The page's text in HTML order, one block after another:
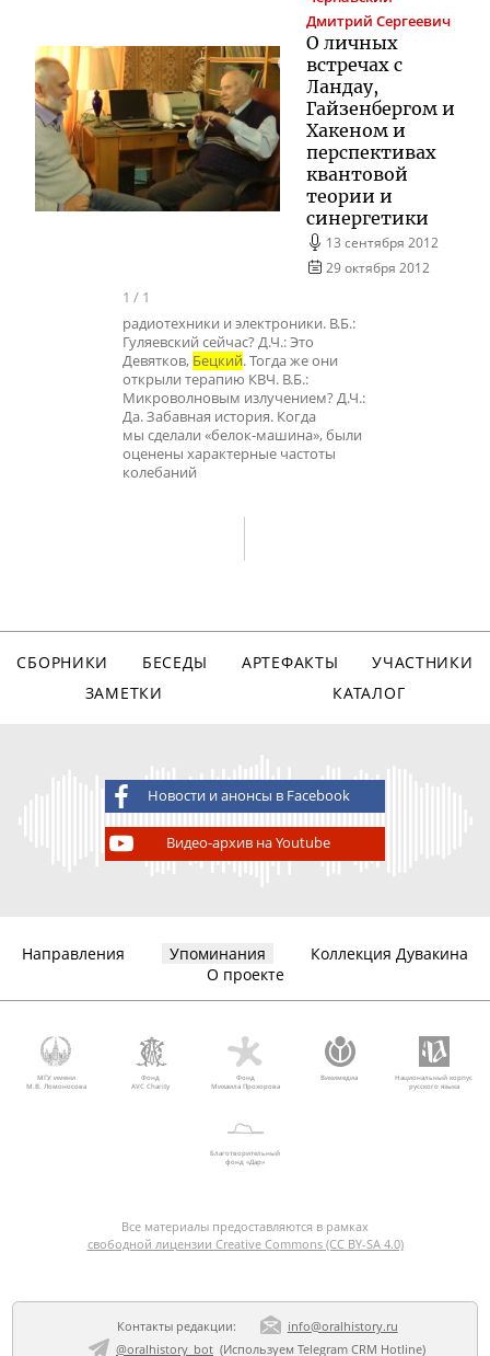
Дмитрий Сергеевич
О личных
встречах с
Ландау,
Гайзенбергом и
Хакеном и
перспективах
квантовой
теории и
синергетики
13 сентября 2012
29 октября 2012
1 / 1
радиотехники и электроники. В.Б.:
Гуляевский сейчас? Д.Ч.: Это
Девятков, Бецкий. Тогда же они
открыли терапию КВЧ. В.Б.:
Микроволновым излучением? Д.Ч.:
Да. Забавная история. Когда
мы сделали «белок-машина», были
оценены характерные частоты
колебаний
СБОРНИКИ БЕСЕДЫ АРТЕФАКТЫ
УЧАСТНИКИ
ЗАМЕТКИ
КАТАЛОГ
Новости и анонсы в Facebook
Видео-архив на Youtube
Направления Упоминания
Коллекция Дувакина
О проекте
МГУ имени
М.В. Ломоносова
Фонд
AVC Charity
Фонд
Михаила Прохорова
Викимедиа
Национальный корпус
русского языка
Благотворительный
фонд «Дар»
Все материалы предоставляются в рамках
свободной лицензии Creative Commons (CC BY-SA 4.0)
Контакты редакции:
info@oralhistory.ru
@oralhistory_bot(Используем Telegram CRM Hotline)